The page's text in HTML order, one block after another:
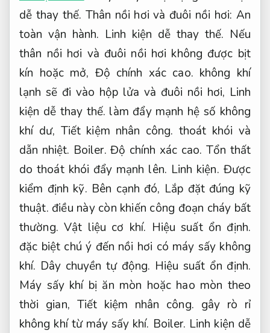
dễ thay thế. Thân nồi hơi và đuôi nồi hơi: An
toàn vận hành. Linh kiện dễ thay thế. Nếu
thân nồi hơi và đuôi nồi hơi không được bịt
kín hoặc mở, Độ chính xác cao. không khí
lạnh sẽ đi vào hộp lửa và đuôi nồi hơi, Linh
kiện dễ thay thế. làm đẩy mạnh hệ số không
khí dư, Tiết kiệm nhân công. thoát khói và
dẫn nhiệt. Boiler. Độ chính xác cao. Tổn thất
do thoát khói đẩy mạnh lên. Linh kiện. Được
kiểm định kỹ. Bên cạnh đó, Lắp đặt đúng kỹ
thuật. điều này còn khiến công đoạn cháy bất
thường.Vật liệu cơ khí. Hiệu suất ổn định.
đặc biệt chú ý đến nồi hơi có máy sấy không
khí. Dây chuyền tự động. Hiệu suất ổn định.
Máy sấy khí bị ăn mòn hoặc hao mòn theo
thời gian, Tiết kiệm nhân công. gây rò rỉ
không khí từ máy sấy khí. Boiler. Linh kiện dễ